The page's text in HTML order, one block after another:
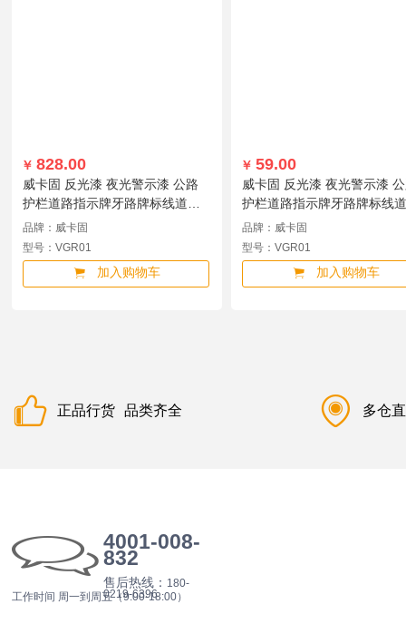
￥ 828.00
威卡固 反光漆 夜光警示漆 公路
护栏道路指示牌牙路牌标线道路
反光划线油漆白色20kgVGR01
VGR01
品牌：威卡固
型号：VGR01
加入购物车
￥ 59.00
威卡固 反光漆 夜光警示漆
护栏道路指示牌牙路牌标线
反光划线油漆中黄色
VGR01
品牌：威卡固
型号：VGR01
加入购物车
正品行货 品类齐全 多仓
4001-008-
832
售后热线： 180-
0219-6396
工作时间 周一到周五（9:00-18:00）